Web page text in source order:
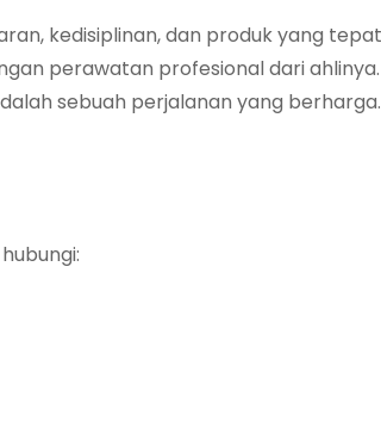
kedisiplinan, dan produk yang
perawatan profesional dari
sebuah perjalanan yang